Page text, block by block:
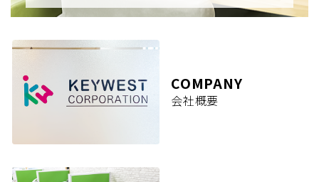
COMPANY
会社概要